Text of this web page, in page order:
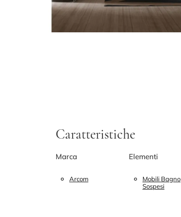
Caratteristiche
Marca
Arcom
Elementi
Mobili Bagno
Sospesi